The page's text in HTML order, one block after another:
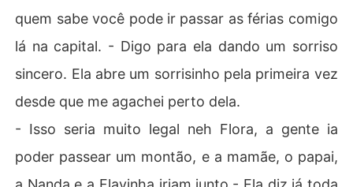
quem sabe você pode ir passar as férias comigo
lá na capital. - Digo para ela dando um sorriso
sincero. Ela abre um sorrisinho pela primeira vez
desde que me agachei perto dela.
- Isso seria muito legal neh Flora, a gente ia
poder passear um montão, e a mamãe, o papai,